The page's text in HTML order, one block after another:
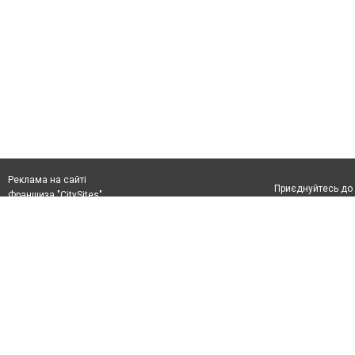
Реклама на сайті
Франшиза "CitySites"
Приєднуйтесь до